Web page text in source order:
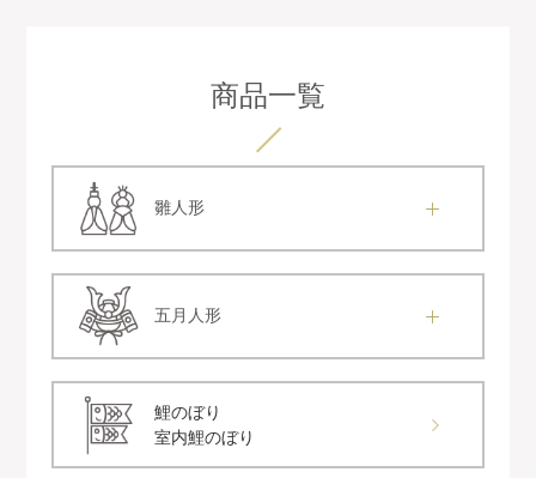
商品一覧
雛人形
五月人形
鯉のぼり
室内鯉のぼり